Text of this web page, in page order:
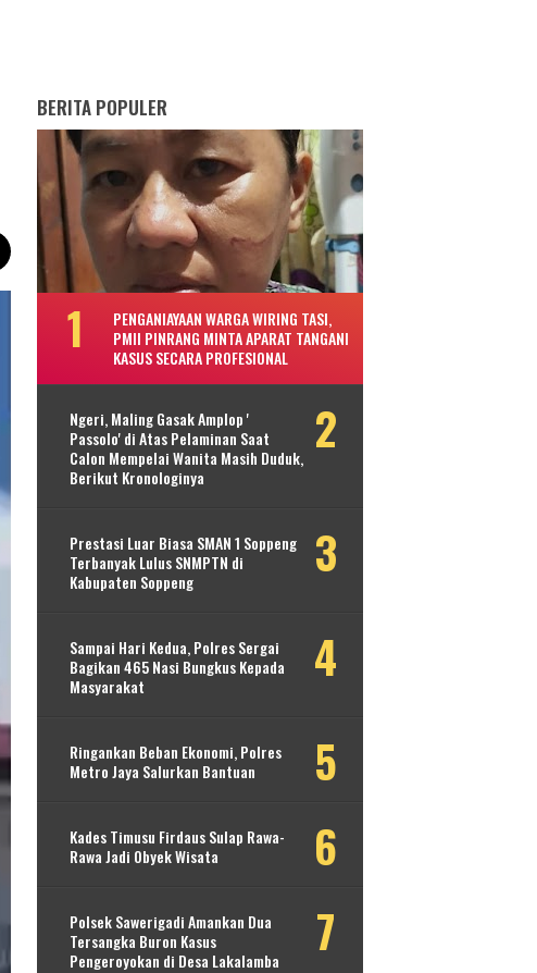
BERITA POPULER
PENGANIAYAAN WARGA WIRING TASI,
PMII PINRANG MINTA APARAT TANGANI
KASUS SECARA PROFESIONAL
Ngeri, Maling Gasak Amplop '
Passolo' di Atas Pelaminan Saat
Calon Mempelai Wanita Masih Duduk,
Berikut Kronologinya
Prestasi Luar Biasa SMAN 1 Soppeng
Terbanyak Lulus SNMPTN di
Kabupaten Soppeng
Sampai Hari Kedua, Polres Sergai
Bagikan 465 Nasi Bungkus Kepada
Masyarakat
Ringankan Beban Ekonomi, Polres
Metro Jaya Salurkan Bantuan
Kades Timusu Firdaus Sulap Rawa-
Rawa Jadi Obyek Wisata
Polsek Sawerigadi Amankan Dua
Tersangka Buron Kasus
Pengeroyokan di Desa Lakalamba